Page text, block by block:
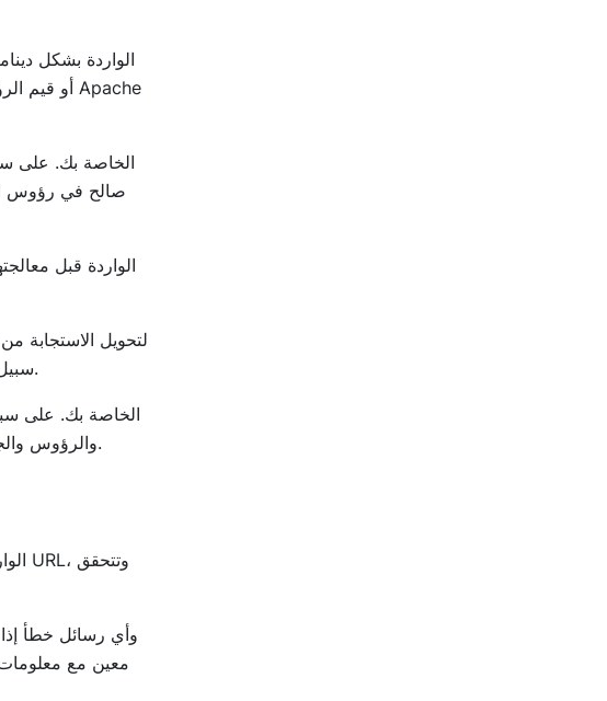
سبيل المثال، يمكنك كتابة وظيفة بدون خادم تعدل رؤوس الاستجابة أو الجسم لتتناسب مع التنسيق المتوقع من العميل.
كتابة وظيفة بدون خادم تسجل معلومات مفصلة عن كل طلب API، مثل طريقة الطلب وURL والرؤوس والجسم، لتحليلها لاحقًا.